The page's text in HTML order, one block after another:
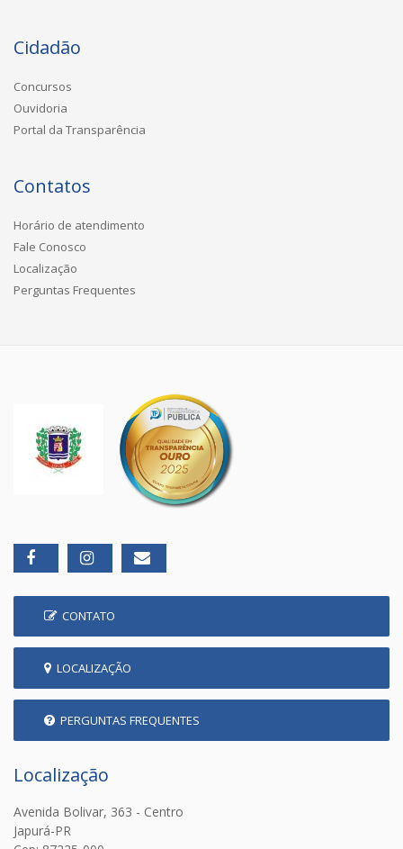
Cidadão
Concursos
Ouvidoria
Portal da Transparência
Contatos
Horário de atendimento
Fale Conosco
Localização
Perguntas Frequentes
CONTATO
LOCALIZAÇÃO
PERGUNTAS FREQUENTES
Localização
Avenida Bolivar, 363 - Centro
Japurá-PR